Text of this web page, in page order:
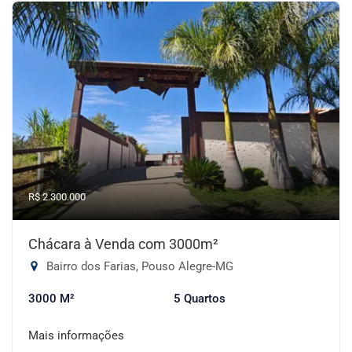
R$ 2.300.000
Chácara à Venda com 3000m²
Bairro dos Farias, Pouso Alegre-MG
3000 M² 5 Quartos
Mais informações